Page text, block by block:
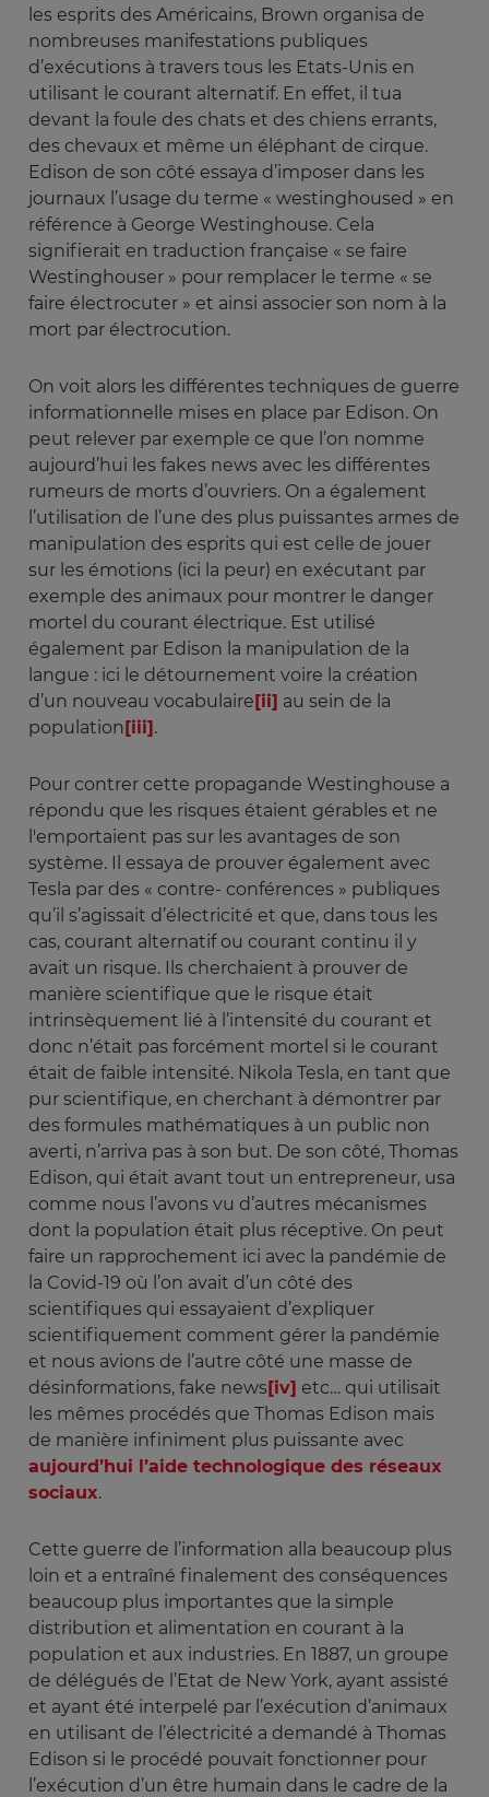
les esprits des Américains, Brown organisa de
nombreuses manifestations publiques
d’exécutions à travers tous les Etats-Unis en
utilisant le courant alternatif. En effet, il tua
devant la foule des chats et des chiens errants,
des chevaux et même un éléphant de cirque.
Edison de son côté essaya d’imposer dans les
journaux l’usage du terme « westinghoused » en
référence à George Westinghouse. Cela
signifierait en traduction française « se faire
Westinghouser » pour remplacer le terme « se
faire électrocuter » et ainsi associer son nom à la
mort par électrocution.
On voit alors les différentes techniques de guerre
informationnelle mises en place par Edison. On
peut relever par exemple ce que l’on nomme
aujourd’hui les fakes news avec les différentes
rumeurs de morts d’ouvriers. On a également
l’utilisation de l’une des plus puissantes armes de
manipulation des esprits qui est celle de jouer
sur les émotions (ici la peur) en exécutant par
exemple des animaux pour montrer le danger
mortel du courant électrique. Est utilisé
également par Edison la manipulation de la
langue : ici le détournement voire la création
d’un nouveau vocabulaire[ii] au sein de la
population[iii].
Pour contrer cette propagande Westinghouse a
répondu que les risques étaient gérables et ne
l'emportaient pas sur les avantages de son
système. Il essaya de prouver également avec
Tesla par des « contre- conférences » publiques
qu’il s’agissait d’électricité et que, dans tous les
cas, courant alternatif ou courant continu il y
avait un risque. Ils cherchaient à prouver de
manière scientifique que le risque était
intrinsèquement lié à l’intensité du courant et
donc n’était pas forcément mortel si le courant
était de faible intensité. Nikola Tesla, en tant que
pur scientifique, en cherchant à démontrer par
des formules mathématiques à un public non
averti, n’arriva pas à son but. De son côté, Thomas
Edison, qui était avant tout un entrepreneur, usa
comme nous l’avons vu d’autres mécanismes
dont la population était plus réceptive. On peut
faire un rapprochement ici avec la pandémie de
la Covid-19 où l’on avait d’un côté des
scientifiques qui essayaient d’expliquer
scientifiquement comment gérer la pandémie
et nous avions de l’autre côté une masse de
désinformations, fake news[iv] etc… qui utilisait
les mêmes procédés que Thomas Edison mais
de manière infiniment plus puissante avec
aujourd’hui l’aide technologique des réseaux
sociaux.
Cette guerre de l’information alla beaucoup plus
loin et a entraîné finalement des conséquences
beaucoup plus importantes que la simple
distribution et alimentation en courant à la
population et aux industries. En 1887, un groupe
de délégués de l’Etat de New York, ayant assisté
et ayant été interpelé par l’exécution d’animaux
en utilisant de l’électricité a demandé à Thomas
Edison si le procédé pouvait fonctionner pour
l’exécution d’un être humain dans le cadre de la